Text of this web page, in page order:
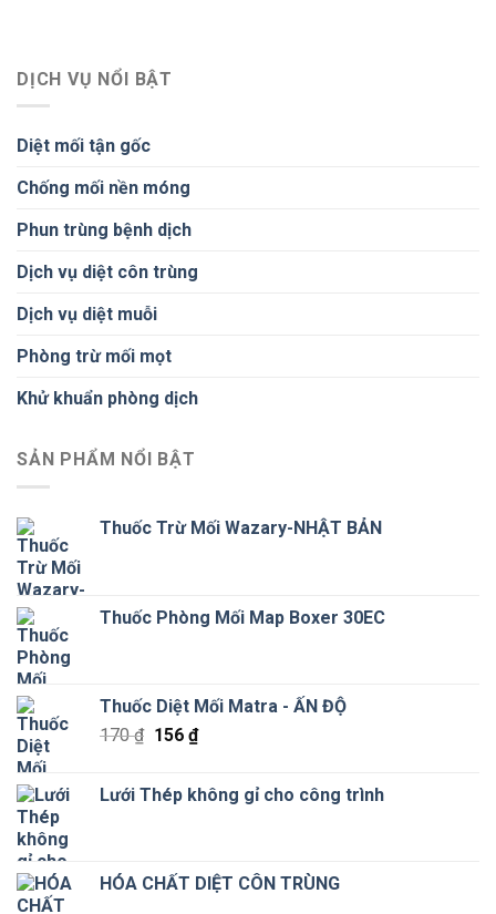
DỊCH VỤ NỔI BẬT
Diệt mối tận gốc
Chống mối nền móng
Phun trùng bệnh dịch
Dịch vụ diệt côn trùng
Dịch vụ diệt muỗi
Phòng trừ mối mọt
Khử khuẩn phòng dịch
SẢN PHẨM NỔI BẬT
Thuốc Trừ Mối Wazary-NHẬT BẢN
Thuốc Phòng Mối Map Boxer 30EC
Thuốc Diệt Mối Matra - ẤN ĐỘ
170₫ Giá
170 ₫.
156 ₫Giá
là:
Lưới Thép không gỉ cho công trình
HÓA CHẤT DIỆT CÔN TRÙNG